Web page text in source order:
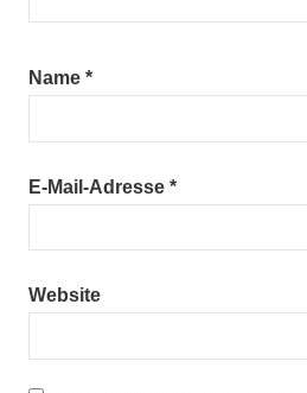
Name *
E-Mail-Adresse *
Website